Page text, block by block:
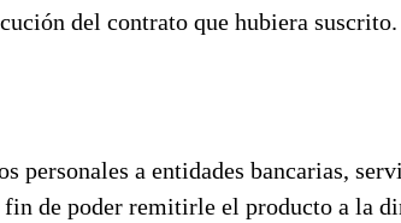
del contrato que hubiera suscrito.
personales a entidades bancarias,
fin de poder remitirle el producto a la